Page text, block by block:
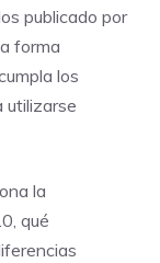
publicado por
forma
los
utilizarse
la
qué